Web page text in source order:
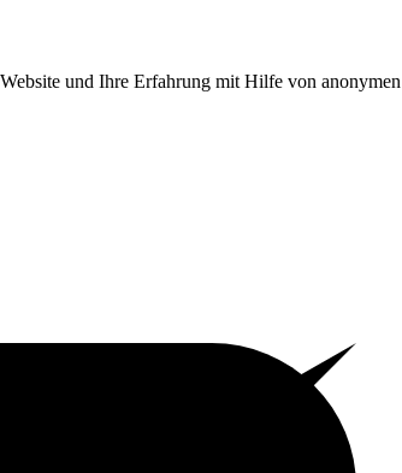
und Ihre Erfahrung mit Hilfe von anonymen